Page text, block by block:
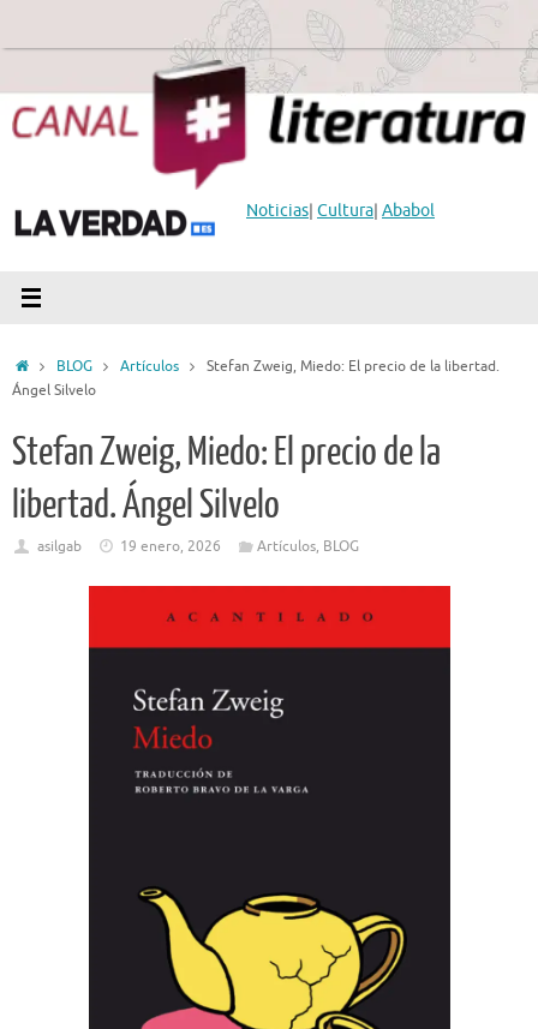
Noticias| Cultura| Ababol
InicioBLOG Artículos
Stefan Zweig, Miedo: El precio de la libertad.
Ángel Silvelo
Stefan Zweig, Miedo: El precio de la
libertad. Ángel Silvelo
asilgab 19 enero, 2026 Artículos, BLOG